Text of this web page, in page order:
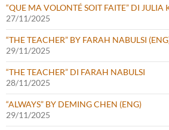
“QUE MA VOLONTÉ SOIT FAITE” DI JULIA
27/11/2025
“THE TEACHER” BY FARAH NABULSI
29/11/2025
“THE TEACHER” DI FARAH NABULSI
28/11/2025
“ALWAYS” BY DEMING CHEN (ENG)
29/11/2025